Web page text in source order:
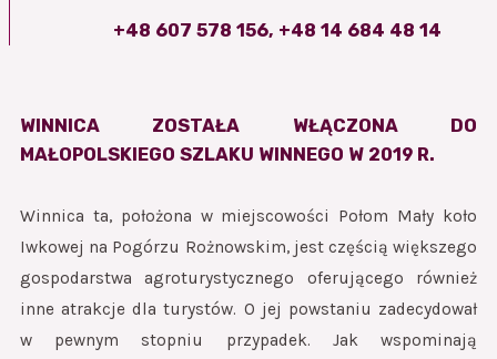
+48 607 578 156, +48 14 684 48 14
WINNICA ZOSTAŁA WŁĄCZONA DO
MAŁOPOLSKIEGO SZLAKU WINNEGO W 2019 R.
Winnica ta, położona w miejscowości Połom Mały koło
Iwkowej na Pogórzu Rożnowskim, jest częścią większego
gospodarstwa agroturystycznego oferującego również
inne atrakcje dla turystów. O jej powstaniu zadecydował
w pewnym stopniu przypadek. Jak wspominają